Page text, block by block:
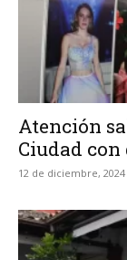
Atención
Ciudad con
12 de diciembre, 2024